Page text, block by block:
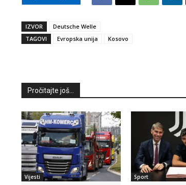
IZVOR
Deutsche Welle
TAGOVI
Evropska unija Kosovo
Pročitajte još...
Vijesti Sport